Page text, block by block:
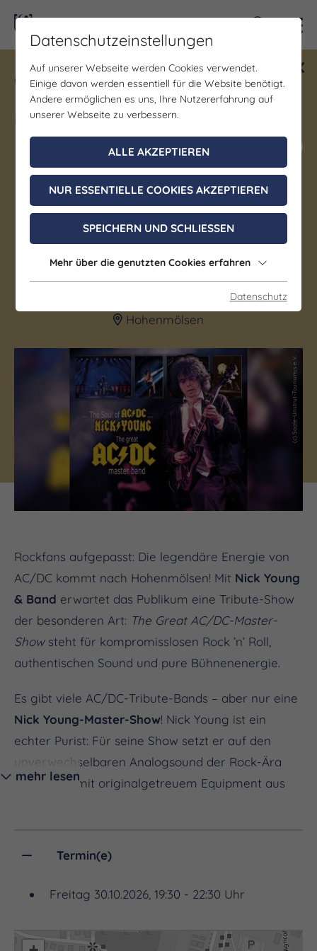
Gewinne ein Blind Date mit Saale-
Unstrut! Teilnahme vom 1.7. - 18.12.
möglich.
Jetzt mitmachen
Musik | Party | Sonstiges
Nick Young-AC/DC Tribute
Show
30. Oktober 2026, 19:30 - 22:30 Uhr
Hohenmölsen
(c) Saale-Unstrut-Tourismus e.V.
Rockfans aufgepasst: Die legendäre Energie von
AC/DC kommt nach Hohenmölsen! Mit Nick Young
& Band erwartet das Publikum eine Tribute-Show
der besonderen Art: The Great AC/DC-Master-
Showsteht für kompromisslosen Rock ’n’ Roll,
authentischen Sound und pure Bühnenenergie.
Es gibt viele AC/DC-Tribute-Bands – aber nur eine
Nick Young-Master-Show! Nick Young ist ein
echter Purist: Für seine Show setzt er auf den
unverwechselbaren Analogsound der Rock-Ära
und bringt mit originalgetreuem Equipment aus
Band liefert Nick Young eine energiegeladene
macht. Auf dem Programm stehen die großen
mehr lesen
Termin(e)
Freitag 30.10.2026, 19:30 - 22:30 Uhr
Datenschutzeinstellungen
Auf unserer Webseite werden Cookies verwendet.
Einige davon werden essentiell für die Website benötigt.
Andere ermöglichen es uns, Ihre Nutzererfahrung auf
unserer Webseite zu verbessern.
ALLE AKZEPTIEREN
NUR ESSENTIELLE COOKIES AKZEPTIEREN
SPEICHERN UND SCHLIESSEN
Mehr über die genutzten Cookies erfahren
Datenschutz